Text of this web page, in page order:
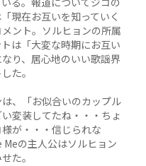
現在お互いを知っていく
ント。ソルヒョンの所属
は「大変な時期にお互い
り、居心地のいい歌謡界
た。
、「お似合いのカップル
変装してたね・・・ちょ
が・・・信じられな
Meの主人公はソルヒョン
た。